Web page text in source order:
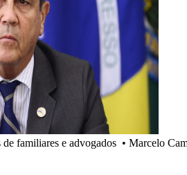
familiares e advogados • Marcelo